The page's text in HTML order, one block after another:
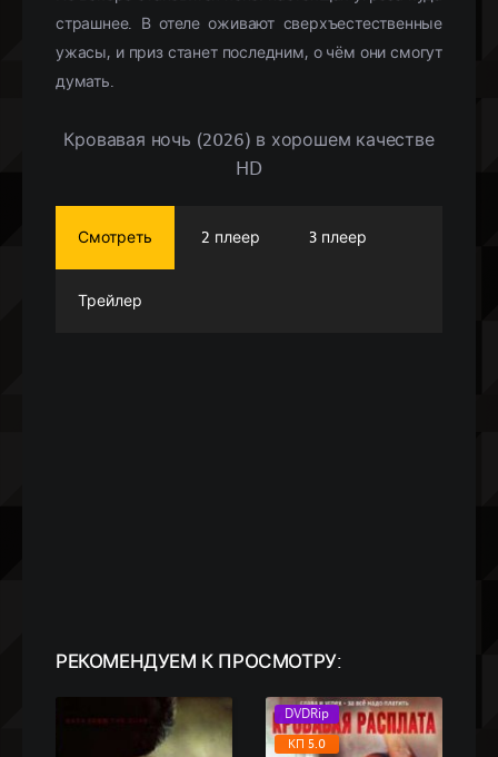
страшнее. В отеле оживают сверхъестественные
ужасы, и приз станет последним, о чём они смогут
думать.
Кровавая ночь (2026) в хорошем качестве
HD
Смотреть 2 плеер 3 плеер
Трейлер
РЕКОМЕНДУЕМ К ПРОСМОТРУ:
DVDRip
КП 5.0